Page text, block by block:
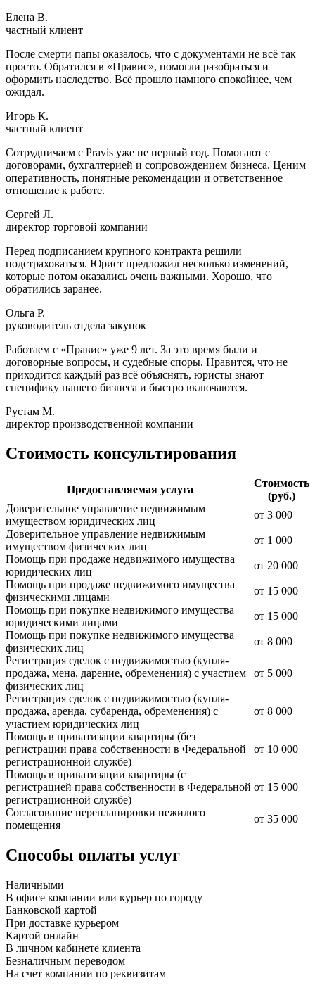
Елена В.
частный клиент
После смерти папы оказалось, что с документами не всё так
просто. Обратился в «Правис», помогли разобраться и
оформить наследство. Всё прошло намного спокойнее, чем
ожидал.
Игорь К.
частный клиент
Сотрудничаем с Pravis уже не первый год. Помогают с
договорами, бухгалтерией и сопровождением бизнеса. Ценим
оперативность, понятные рекомендации и ответственное
отношение к работе.
Сергей Л.
директор торговой компании
Перед подписанием крупного контракта решили
подстраховаться. Юрист предложил несколько изменений,
которые потом оказались очень важными. Хорошо, что
обратились заранее.
Ольга Р.
руководитель отдела закупок
Работаем с «Правис» уже 9 лет. За это время были и
договорные вопросы, и судебные споры. Нравится, что не
приходится каждый раз всё объяснять, юристы знают
специфику нашего бизнеса и быстро включаются.
Рустам М.
директор производственной компании
Стоимость консультирования
Предоставляемая услуга
Стоимость
(руб.)
Доверительное управление недвижимым
имуществом юридических лиц
от 3 000
Доверительное управление недвижимым
имуществом физических лиц
от 1 000
Помощь при продаже недвижимого имущества
юридических лиц
от 20 000
Помощь при продаже недвижимого имущества
физическими лицами
от 15 000
Помощь при покупке недвижимого имущества
юридическими лицами
от 15 000
Помощь при покупке недвижимого имущества
физических лиц
от 8 000
Регистрация сделок с недвижимостью (купля-
продажа, мена, дарение, обременения) с участием
физических лиц
от 5 000
Регистрация сделок с недвижимостью (купля-
продажа, аренда, субаренда, обременения) с
участием юридических лиц
от 8 000
Помощь в приватизации квартиры (без
регистрации права собственности в Федеральной
регистрационной службе)
от 10 000
Помощь в приватизации квартиры (с
регистрацией права собственности в Федеральной
регистрационной службе)
от 15 000
Согласование перепланировки нежилого
помещения
от 35 000
Способы оплаты услуг
Наличными
В офисе компании или курьер по городу
Банковской картой
При доставке курьером
Картой онлайн
В личном кабинете клиента
Безналичным переводом
На счет компании по реквизитам